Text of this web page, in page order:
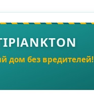
дом без вредителей!